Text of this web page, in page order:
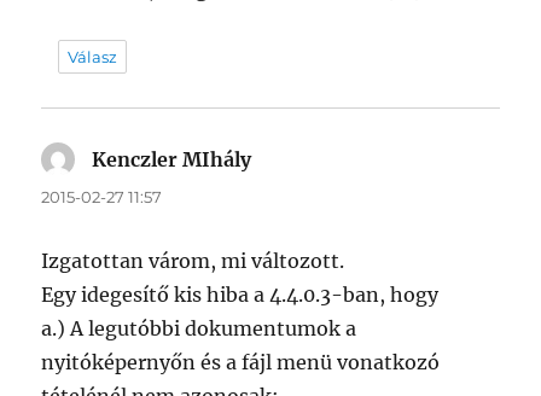
Válasz
Kenczler MIhályszerint:
2015-02-27 11:57
Izgatottan várom, mi változott.
Egy idegesítő kis hiba a 4.4.0.3-ban, hogy
a.) A legutóbbi dokumentumok a
nyitóképernyőn és a fájl menü vonatkozó